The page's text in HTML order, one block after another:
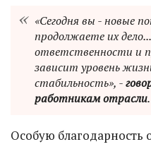
«Сегодня вы - новые
продолжаете их
ответственности и
зависит уровень
стабильность», -
работникам отрасли.
Особую благодарность